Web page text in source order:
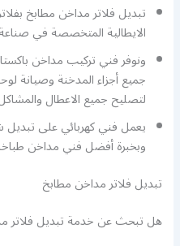
تبديل فلاتر مداخن مطابخ
الايطالية المتخصصة في
ونوفر فني تركيب مداخن
جميع أجزاء المدخنة وصيانة
لتصليح جميع الاعطال
يعمل فني كهربائي على
وبخبرة أفضل فني مداخن
تبديل فلاتر مداخن مطابخ
هل تبحث عن خدمة تبديل فلاتر